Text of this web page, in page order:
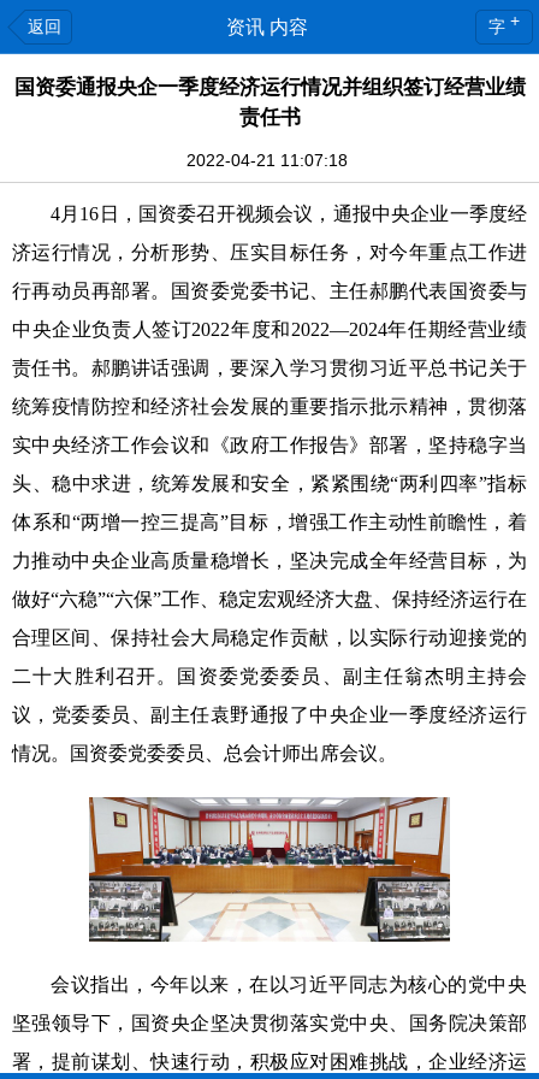
返回 资讯 内容 字 +
国资委通报央企一季度经济运行情况并组织签订经营业绩
责任书
2022-04-21 11:07:18
4月16日，国资委召开视频会议，通报中央企业一季度经
济运行情况，分析形势、压实目标任务，对今年重点工作进
行再动员再部署。国资委党委书记、主任郝鹏代表国资委与
中央企业负责人签订2022年度和2022—2024年任期经营业绩
责任书。郝鹏讲话强调，要深入学习贯彻习近平总书记关于
统筹疫情防控和经济社会发展的重要指示批示精神，贯彻落
实中央经济工作会议和《政府工作报告》部署，坚持稳字当
头、稳中求进，统筹发展和安全，紧紧围绕“两利四率”指标
体系和“两增一控三提高”目标，增强工作主动性前瞻性，着
力推动中央企业高质量稳增长，坚决完成全年经营目标，为
做好“六稳”“六保”工作、稳定宏观经济大盘、保持经济运行在
合理区间、保持社会大局稳定作贡献，以实际行动迎接党的
二十大胜利召开。国资委党委委员、副主任翁杰明主持会
议，党委委员、副主任袁野通报了中央企业一季度经济运行
情况。国资委党委委员、总会计师出席会议。
会议指出，今年以来，在以习近平同志为核心的党中央
坚强领导下，国资央企坚决贯彻落实党中央、国务院决策部
署，提前谋划、快速行动，积极应对困难挑战，企业经济运